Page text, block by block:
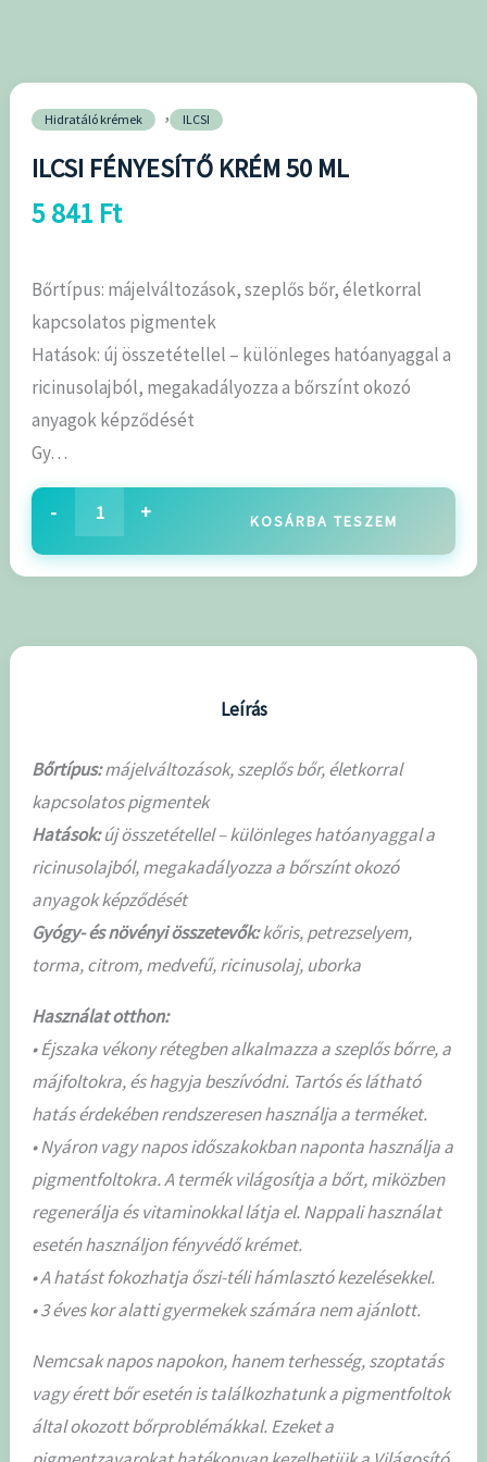
Hidratáló krémek , ILCSI
ILCSI FÉNYESÍTŐ KRÉM 50 ML
5 841 Ft
Bőrtípus: májelváltozások, szeplős bőr, életkorral
kapcsolatos pigmentek
Hatások: új összetétellel – különleges hatóanyaggal a
ricinusolajból, megakadályozza a bőrszínt okozó
anyagok képződését
Gy…
- + KOSÁRBA TESZEM
Leírás
Bőrtípus:májelváltozások, szeplős bőr, életkorral
kapcsolatos pigmentek
Hatások:új összetétellel – különleges hatóanyaggal a
ricinusolajból, megakadályozza a bőrszínt okozó
anyagok képződését
Gyógy- és növényi összetevők:kőris, petrezselyem,
torma, citrom, medvefű, ricinusolaj, uborka
Használat otthon:
• Éjszaka vékony rétegben alkalmazza a szeplős bőrre, a
májfoltokra, és hagyja beszívódni. Tartós és látható
hatás érdekében rendszeresen használja a terméket.
• Nyáron vagy napos időszakokban naponta használja a
pigmentfoltokra. A termék világosítja a bőrt, miközben
regenerálja és vitaminokkal látja el. Nappali használat
esetén használjon fényvédő krémet.
• A hatást fokozhatja őszi-téli hámlasztó kezelésekkel.
• 3 éves kor alatti gyermekek számára nem ajánlott.
Nemcsak napos napokon, hanem terhesség, szoptatás
vagy érett bőr esetén is találkozhatunk a pigmentfoltok
által okozott bőrproblémákkal. Ezeket a